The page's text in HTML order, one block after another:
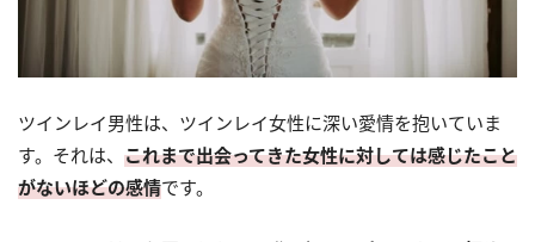
ツインレイ男性は、ツインレイ女性に深い愛情を抱いていま
す。それは、 これまで出会ってきた女性に対しては感じたこと
がないほどの感情です。